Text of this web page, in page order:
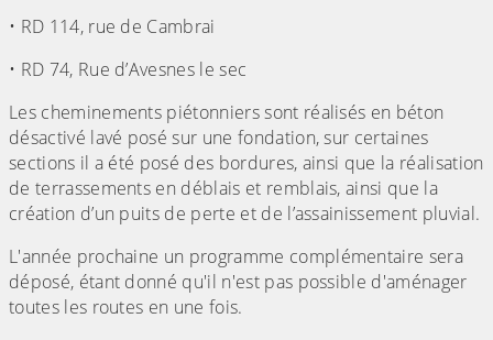
• RD 114, rue de Cambrai
• RD 74, Rue d’Avesnes le sec
Les cheminements piétonniers sont réalisés en béton
désactivé lavé posé sur une fondation, sur certaines
sections il a été posé des bordures, ainsi que la réalisation
de terrassements en déblais et remblais, ainsi que la
création d’un puits de perte et de l’assainissement pluvial.
L'année prochaine un programme complémentaire sera
déposé, étant donné qu'il n'est pas possible d'aménager
toutes les routes en une fois.